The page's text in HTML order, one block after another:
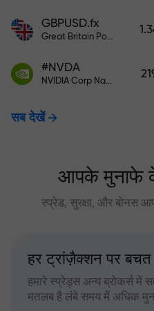
GBPUSD.fx
Great Britain Pound vs US Dollar
#NVDA
NVIDIA Corp Nasdaq Stock Exchange (Nasdaq) USD
सब देखें
आपके मुनाफे
स्प्रेड, सुरक्षा, और बोनस
हर ट्रांज़ैक्शन पर
हमारे स्प्रेड्स अन्य ब्रोकर्स
मतलब है लंबे समय में अधिक